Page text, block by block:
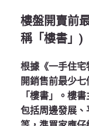
樓盤開賣前
稱「樓書」)
根據《一手住
開銷售前最少
「樓書」。樓
包括周邊發展